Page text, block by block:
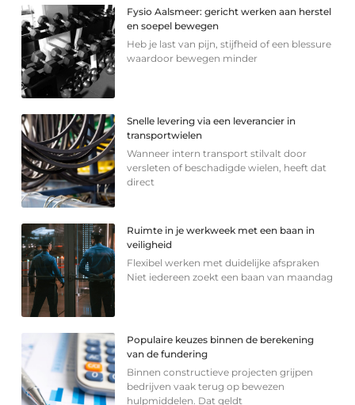
Fysio Aalsmeer: gericht werken aan herstel
en soepel bewegen
Heb je last van pijn, stijfheid of een blessure
waardoor bewegen minder
Snelle levering via een leverancier in
transportwielen
Wanneer intern transport stilvalt door
versleten of beschadigde wielen, heeft dat
direct
Ruimte in je werkweek met een baan in
veiligheid
Flexibel werken met duidelijke afspraken
Niet iedereen zoekt een baan van maandag
Populaire keuzes binnen de berekening
van de fundering
Binnen constructieve projecten grijpen
bedrijven vaak terug op bewezen
hulpmiddelen. Dat geldt